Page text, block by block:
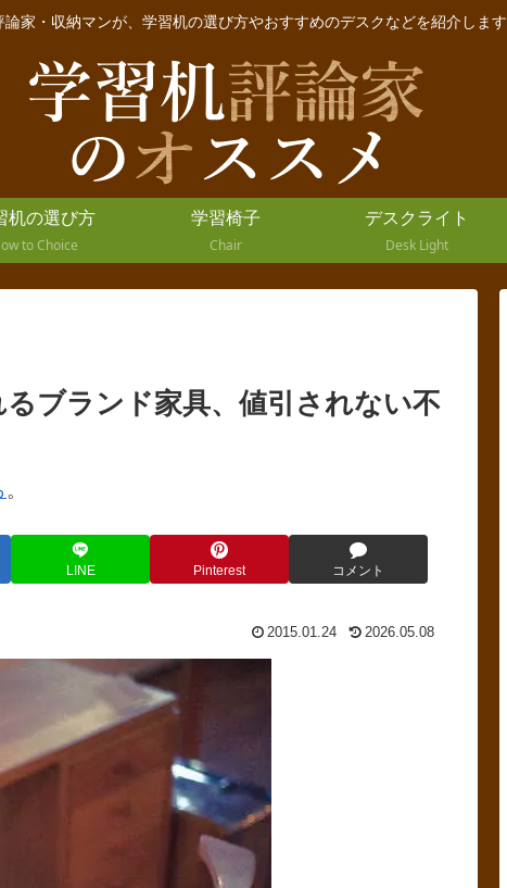
論家・収納マンが、学習机の選び方やおすすめのデスクなどを紹介します
机の選び方
to Choice
学習椅子
Chair
デスクライト
Desk Light
ブランド家具、値引されない不
。
LINE Pinterest コメント
2015.01.24 2026.05.08